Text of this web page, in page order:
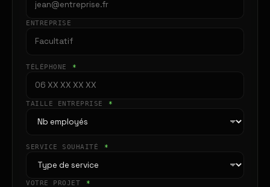
ENTREPRISE
TÉLÉPHONE *
TAILLE ENTREPRISE *
SERVICE SOUHAITÉ *
VOTRE PROJET *